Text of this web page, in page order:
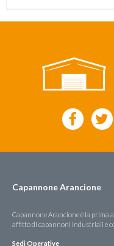
Capannone Arancione
Capannone Arancione è la prima
affitto di capannoni industriali e
Sedi Operative